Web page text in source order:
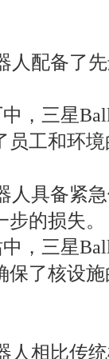
人配备了
，三星
员工和环
人具备紧
的损失。
，三星
保了核设
人相比传